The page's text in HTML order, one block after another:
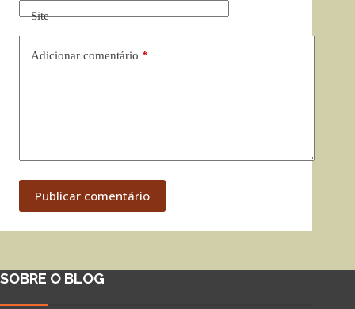
Site
Adicionar comentário *
Publicar comentário
SOBRE O BLOG